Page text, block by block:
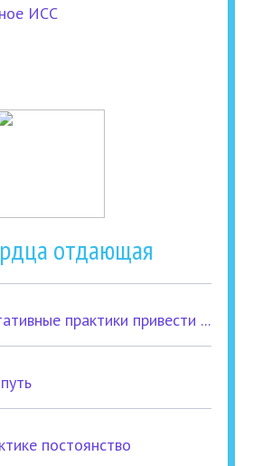
ИСС
отдающая
практики привести ...
постоянство